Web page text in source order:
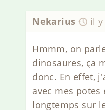
Nekarius il y
Hmmm, on
dinosaures, ça
donc. En effet,
avec mes
longtemps sur